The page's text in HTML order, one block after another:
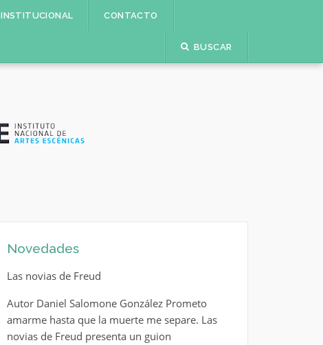
INSTITUCIONAL CONTACTO
BUSCAR
Novedades
Las novias de Freud
Autor Daniel Salomone González Prometo
amarme hasta que la muerte me separe. Las
novias de Freud presenta un guion